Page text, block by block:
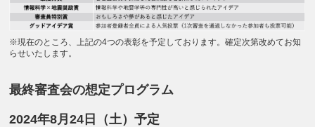
※現在のところ、上記の4つの表彰を予定しております。確定次第改めてお知
らせいたします。
最終審査会の想定プログラム
2024年8月24日（土）予定